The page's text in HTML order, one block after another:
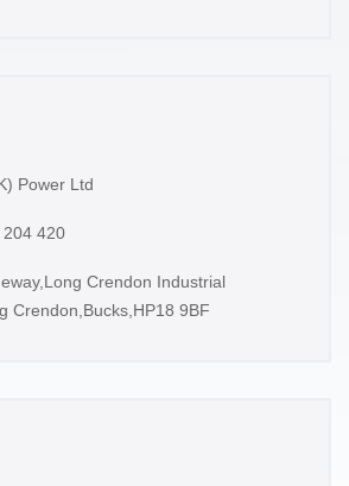
Power Ltd
420
Crendon Industrial
Crendon,Bucks,HP18 9BF